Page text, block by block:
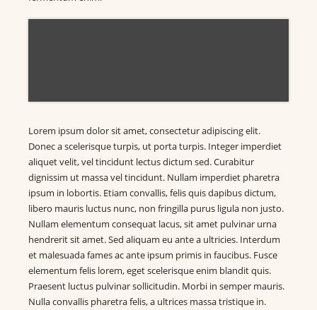
Lorem ipsum dolor sit amet, consectetur adipiscing elit.
Donec a scelerisque turpis, ut porta turpis. Integer imperdiet
aliquet velit, vel tincidunt lectus dictum sed. Curabitur
dignissim ut massa vel tincidunt. Nullam imperdiet pharetra
ipsum in lobortis. Etiam convallis, felis quis dapibus dictum,
libero mauris luctus nunc, non fringilla purus ligula non justo.
Nullam elementum consequat lacus, sit amet pulvinar urna
hendrerit sit amet. Sed aliquam eu ante a ultricies. Interdum
et malesuada fames ac ante ipsum primis in faucibus. Fusce
elementum felis lorem, eget scelerisque enim blandit quis.
Praesent luctus pulvinar sollicitudin. Morbi in semper mauris.
Nulla convallis pharetra felis, a ultrices massa tristique in.